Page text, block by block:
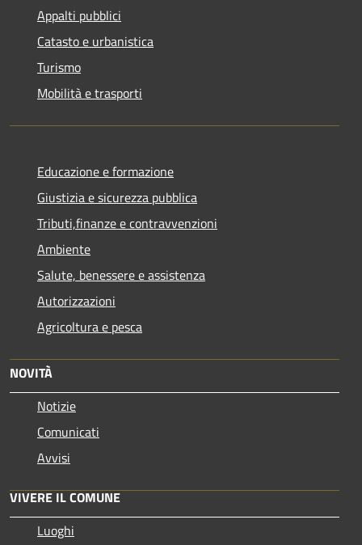
Appalti pubblici
Catasto e urbanistica
Turismo
Mobilità e trasporti
Educazione e formazione
Giustizia e sicurezza pubblica
Tributi,finanze e contravvenzioni
Ambiente
Salute, benessere e assistenza
Autorizzazioni
Agricoltura e pesca
NOVITÀ
Notizie
Comunicati
Avvisi
VIVERE IL COMUNE
Luoghi